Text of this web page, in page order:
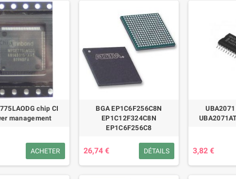
chip CI
management
ACHETER
BGA EP1C6F256C8N
EP1C12F324C8N
EP1C6F256C8
26,74 € DÉTAILS 3,82 €